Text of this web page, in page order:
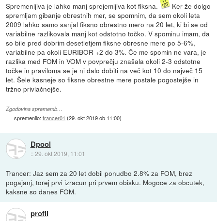
Spremenljiva je lahko manj sprejemljiva kot fiksna.
Ker že dolgo
spremljam gibanje obrestnih mer, se spomnim, da sem okoli leta
2009 lahko samo sanjal fiksno obrestno mero na 20 let, ki bi se od
variabilne razlikovala manj kot odstotno točko. V spominu imam, da
so bile pred dobrim desetletjem fiksne obresne mere po 5-6%,
variabilne pa okoli EURIBOR +2 do 3%. Če me spomin ne vara, je
razlika med FOM in VOM v povprečju znašala okoli 2-3 odstotne
točke in praviloma se je ni dalo dobiti na več kot 10 do največ 15
let. Šele kasneje so fiksne obrestne mere postale pogostejše in
tržno privlačnejše.
Zgodovina sprememb…
spremenilo:trancer01 (29. okt 2019 ob 11:00)
Dpool
::29. okt 2019, 11:01
Trancer: Jaz sem za 20 let dobil ponudbo 2.8% za FOM, brez
pogajanj, torej prvi izracun pri prvem obisku. Mogoce za obcutek,
kaksne so danes FOM.
profii